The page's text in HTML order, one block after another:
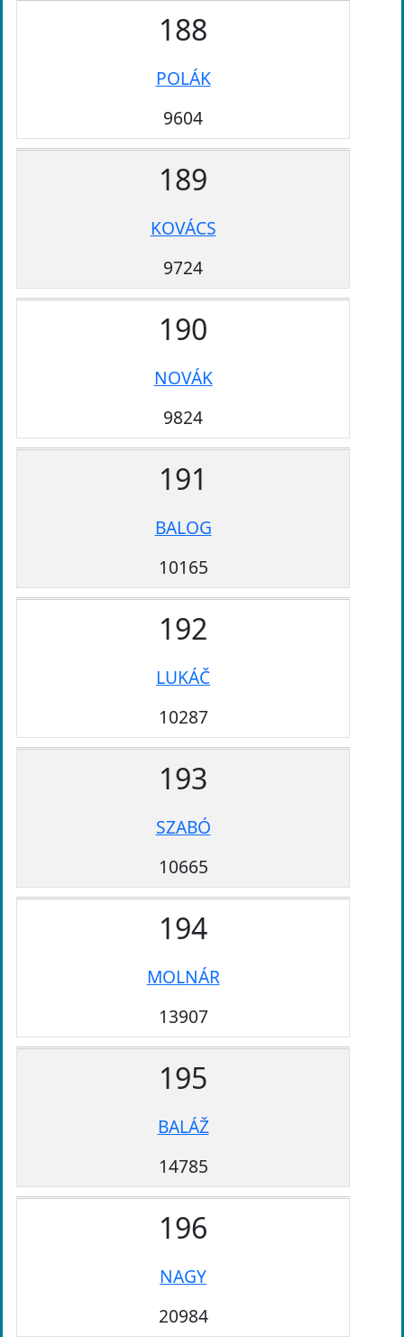
188
POLÁK
9604
189
KOVÁCS
9724
190
NOVÁK
9824
191
BALOG
10165
192
LUKÁČ
10287
193
SZABÓ
10665
194
MOLNÁR
13907
195
BALÁŽ
14785
196
NAGY
20984